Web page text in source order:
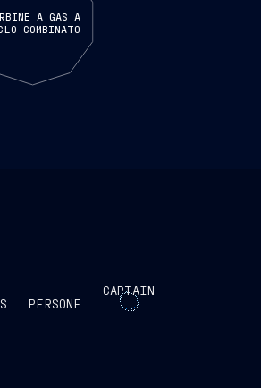
A GAS A
COMBINATO
PERSONE
CAPTAIN